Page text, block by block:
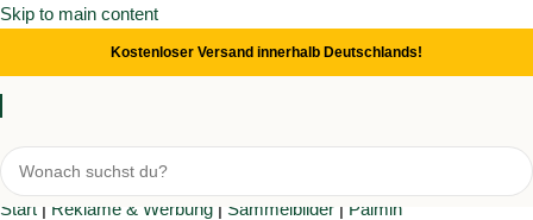
Skip to main content
Kostenloser Versand innerhalb Deutschlands!
Start | Reklame & Werbung | Sammelbilder | Palmin